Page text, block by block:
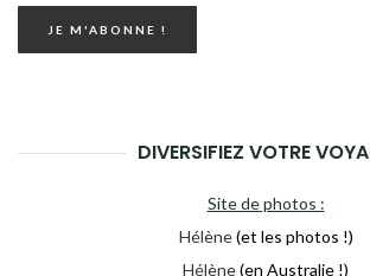
DIVERSIFIEZ VOTRE
Site de photos :
Hélène (et les photos !)
Hélène(en Australie !)